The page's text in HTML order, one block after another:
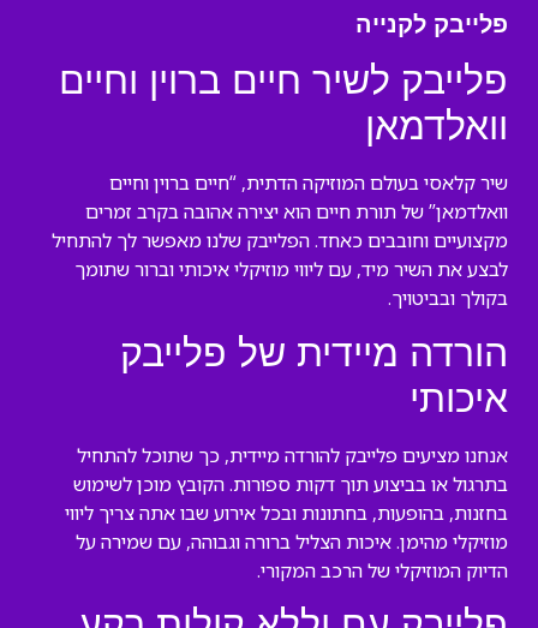
פלייבק לקנייה
פלייבק לשיר חיים ברוין וחיים
וואלדמאן
שיר קלאסי בעולם המוזיקה הדתית, “חיים ברוין וחיים
וואלדמאן” של תורת חיים הוא יצירה אהובה בקרב זמרים
מקצועיים וחובבים כאחד. הפלייבק שלנו מאפשר לך להתחיל
לבצע את השיר מיד, עם ליווי מוזיקלי איכותי וברור שתומך
בקולך ובביטויך.
הורדה מיידית של פלייבק
איכותי
אנחנו מציעים פלייבק להורדה מיידית, כך שתוכל להתחיל
בתרגול או בביצוע תוך דקות ספורות. הקובץ מוכן לשימוש
בחזנות, בהופעות, בחתונות ובכל אירוע שבו אתה צריך ליווי
מוזיקלי מהימן. איכות הצליל ברורה וגבוהה, עם שמירה על
הדיוק המוזיקלי של הרכב המקורי.